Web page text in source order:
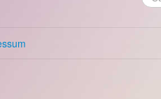
...